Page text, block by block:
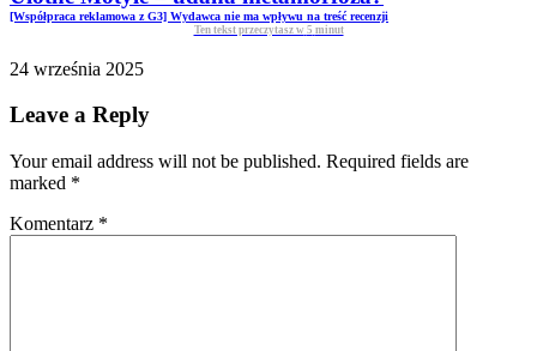
[Współpraca reklamowa z G3] Wydawca nie ma wpływu na treść recenzji
Ten tekst przeczytasz w 5 minut
24 września 2025
Leave a Reply
Your email address will not be published. Required fields are
marked *
Komentarz *